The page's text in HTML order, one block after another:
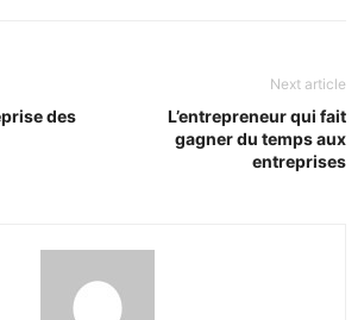
des
Next article
L’entrepreneur qui fait
gagner du temps aux
entreprises